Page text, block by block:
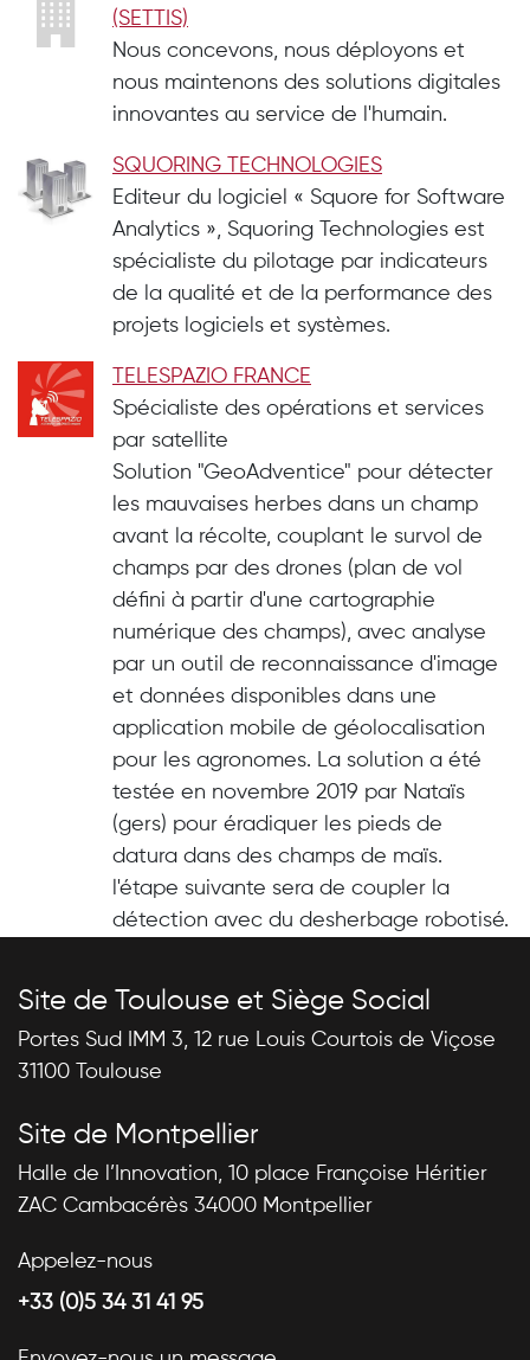
(SETTIS)
Nous concevons, nous déployons et
nous maintenons des solutions digitales
innovantes au service de l'humain.
SQUORING TECHNOLOGIES
Editeur du logiciel « Squore for Software
Analytics », Squoring Technologies est
spécialiste du pilotage par indicateurs
de la qualité et de la performance des
projets logiciels et systèmes.
TELESPAZIO FRANCE
Spécialiste des opérations et services
par satellite
Solution "GeoAdventice" pour détecter
les mauvaises herbes dans un champ
avant la récolte, couplant le survol de
champs par des drones (plan de vol
défini à partir d'une cartographie
numérique des champs), avec analyse
par un outil de reconnaissance d'image
et données disponibles dans une
application mobile de géolocalisation
pour les agronomes. La solution a été
testée en novembre 2019 par Nataïs
(gers) pour éradiquer les pieds de
datura dans des champs de maïs.
l'étape suivante sera de coupler la
détection avec du desherbage robotisé.
Site de Toulouse et Siège Social
Portes Sud IMM 3, 12 rue Louis Courtois de Viçose
31100 Toulouse
Site de Montpellier
Halle de l’Innovation, 10 place Françoise Héritier
ZAC Cambacérès 34000 Montpellier
Appelez-nous
+33 (0)5 34 31 41 95